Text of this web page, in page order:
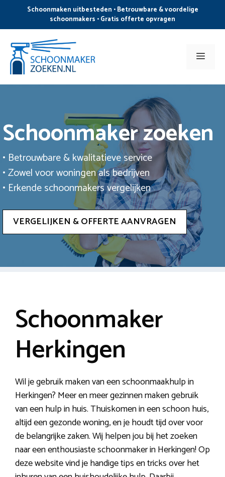
de
inhoud
Schoonmaken uitbesteden • Betrouwbare & voordelige
schoonmakers • Gratis offerte opvragen
Menu
Schoonmaker zoeken
• Betrouwbare & kwalitatieve service
• Zowel voor woningen als bedrijven
• Erkende schoonmakers vergelijken
VERGELIJKEN & OFFERTE AANVRAGEN
Schoonmaker
Herkingen
Wil je gebruik maken van een schoonmaakhulp in
Herkingen? Meer en meer gezinnen maken gebruik
van een hulp in huis. Thuiskomen in een schoon huis,
altijd een gezonde woning, en je houdt tijd over voor
de belangrijke zaken. Wij helpen jou bij het zoeken
naar een enthousiaste schoonmaker in Herkingen! Op
deze website vind je handige tips en tricks over het